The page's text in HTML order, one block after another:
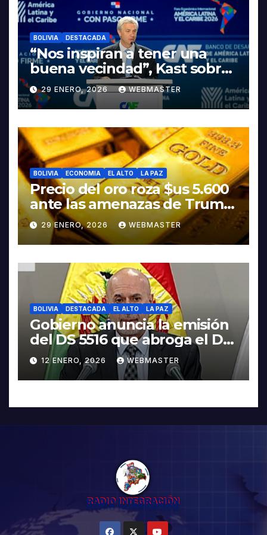
BOLIVIA DESTACADA
“Nos inspiran a tener una
buena vecindad”, Kast sobre
discurso del presidente
Rodrigo Paz
29 ENERO, 2026 WEBMASTER
BOLIVIA ECONOMIA EL ALTO LA PAZ
Precio del oro roza $us 5.600
ante las amenazas de Trump
contra Irán
29 ENERO, 2026 WEBMASTER
BOLIVIA DESTACADA EL ALTO LA PAZ
Gobierno anuncia la emisión
del DS 5516 que abroga el DS
5503
12 ENERO, 2026 WEBMASTER